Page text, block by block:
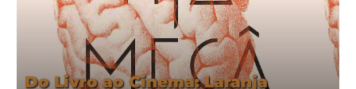
Do Livro ao Cinema: Laranja